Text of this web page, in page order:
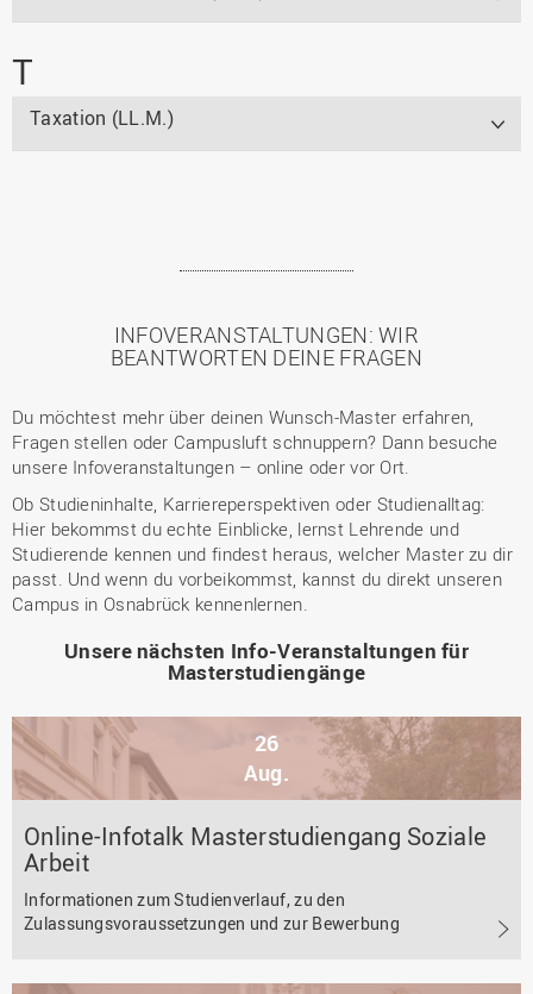
T
Taxation (LL.M.)
INFOVERANSTALTUNGEN: WIR
BEANTWORTEN DEINE FRAGEN
Du möchtest mehr über deinen Wunsch-Master erfahren,
Fragen stellen oder Campusluft schnuppern? Dann besuche
unsere Infoveranstaltungen – online oder vor Ort.
Ob Studieninhalte, Karriereperspektiven oder Studienalltag:
Hier bekommst du echte Einblicke, lernst Lehrende und
Studierende kennen und findest heraus, welcher Master zu dir
passt. Und wenn du vorbeikommst, kannst du direkt unseren
Campus in Osnabrück kennenlernen.
Unsere nächsten Info-Veranstaltungen für
Masterstudiengänge
26
Aug.
Online-Infotalk Masterstudiengang Soziale
Arbeit
Informationen zum Studienverlauf, zu den
Zulassungsvoraussetzungen und zur Bewerbung